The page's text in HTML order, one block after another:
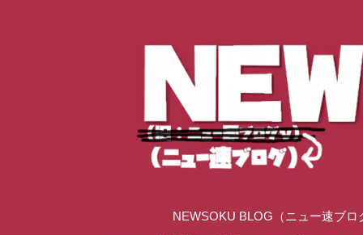
NEWSOKU BLOG（ニュー速ブ